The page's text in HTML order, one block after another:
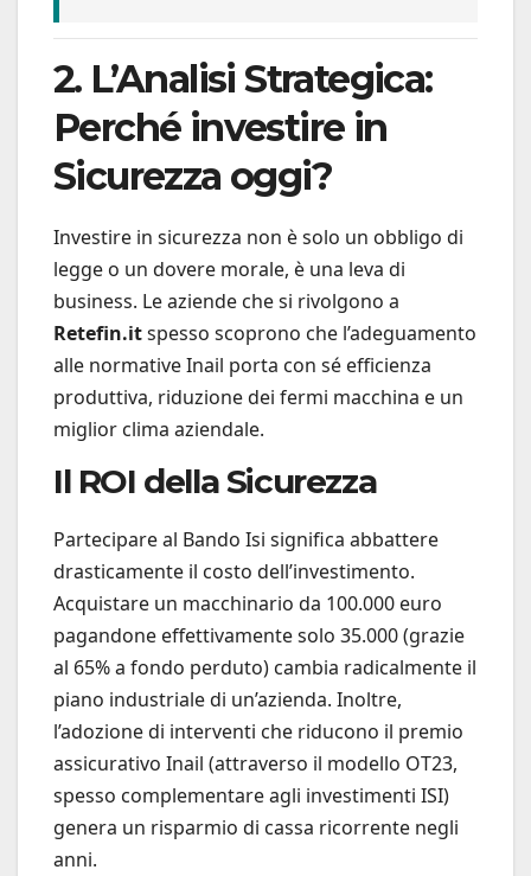
2. L’Analisi Strategica:
Perché investire in
Sicurezza oggi?
Investire in sicurezza non è solo un obbligo di
legge o un dovere morale, è una leva di
business. Le aziende che si rivolgono a
Retefin.itspesso scoprono che l’adeguamento
alle normative Inail porta con sé efficienza
produttiva, riduzione dei fermi macchina e un
miglior clima aziendale.
Il ROI della Sicurezza
Partecipare al Bando Isi significa abbattere
drasticamente il costo dell’investimento.
Acquistare un macchinario da 100.000 euro
pagandone effettivamente solo 35.000 (grazie
al 65% a fondo perduto) cambia radicalmente il
piano industriale di un’azienda. Inoltre,
l’adozione di interventi che riducono il premio
assicurativo Inail (attraverso il modello OT23,
spesso complementare agli investimenti ISI)
genera un risparmio di cassa ricorrente negli
anni.